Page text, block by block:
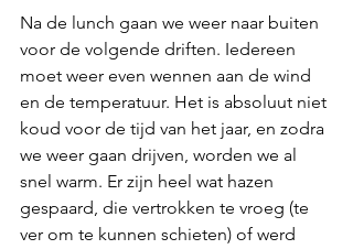
Na de lunch gaan we weer naar buiten
voor de volgende driften. Iedereen
moet weer even wennen aan de wind
en de temperatuur. Het is absoluut niet
koud voor de tijd van het jaar, en zodra
we weer gaan drijven, worden we al
snel warm. Er zijn heel wat hazen
gespaard, die vertrokken te vroeg (te
ver om te kunnen schieten) of werd